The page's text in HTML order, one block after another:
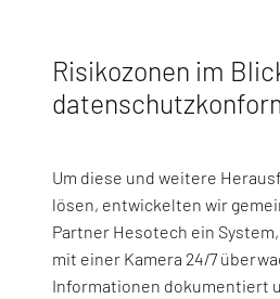
Risikozonen im
Um diese und weitere
lösen, entwickelten wir
Partner Hesotech ein
mit einer Kamera 24/7
Informationen dokumentiert